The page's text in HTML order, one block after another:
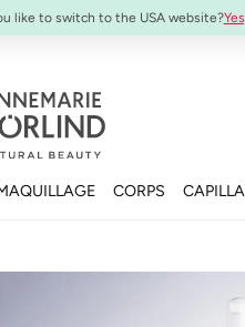
like to switch to the USA website?
CORPS